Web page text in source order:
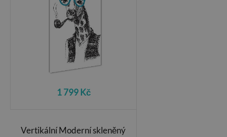
1 799 Kč
Vertikální Moderní skleněný